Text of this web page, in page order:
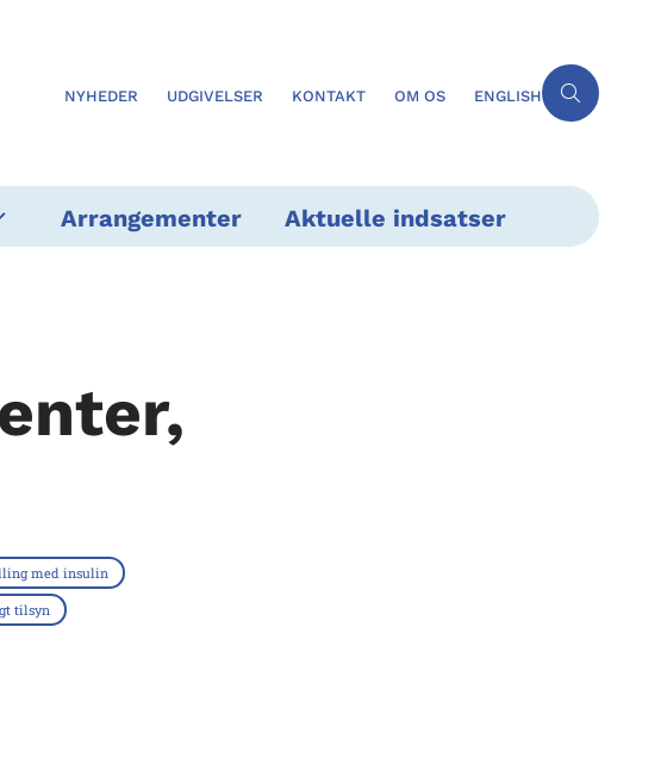
NYHEDER UDGIVELSER KONTAKT OM OS ENGLISH
Arrangementer Aktuelle indsatser
med insulin
tilsyn